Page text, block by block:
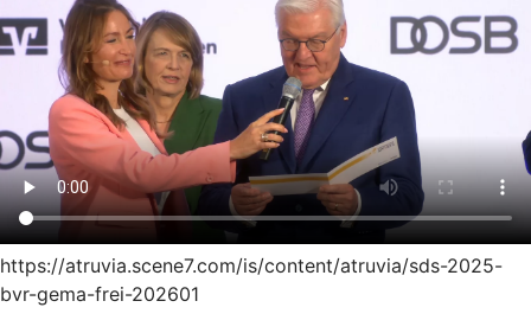
https://atruvia.scene7.com/is/content/atruvia/sds-2025-
bvr-gema-frei-202601